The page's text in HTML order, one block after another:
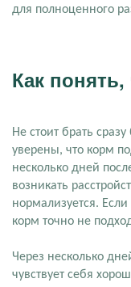
для полноценного
Как
Не стоит брать
уверены, что корм
несколько дней
возникать
нормализуется.
корм точно не
Через несколько
чувствует себя